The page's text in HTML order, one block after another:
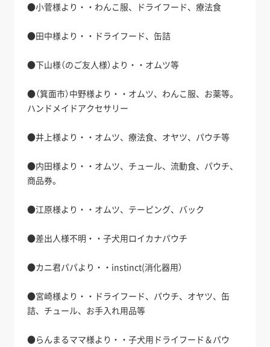
●小菅様より・・わんこ服、ドライフード、療法食
●田中様より・・ドライフード、缶詰
●下山様（のご友人様）より・・オムツ等
●（箕面市）中野様より・・オムツ、わんこ服、お薬等。
ハンドメイドアクセサリー
●井上様より・・オムツ、療法食、オヤツ、パウチ等
●内田様より・・オムツ、チュール、流動食、パウチ、
商品券。
●江原様より・・オムツ、テーピング、バック
●差出人様不明・・子犬用ロイカナパウチ
●カニ君パパより・・instinct(消化器用）
●宮崎様より・・ドライフード、パウチ、オヤツ、缶
詰、チュール、お手入れ用品等
●らんまるママ様より・・子犬用ドライフード＆パウ